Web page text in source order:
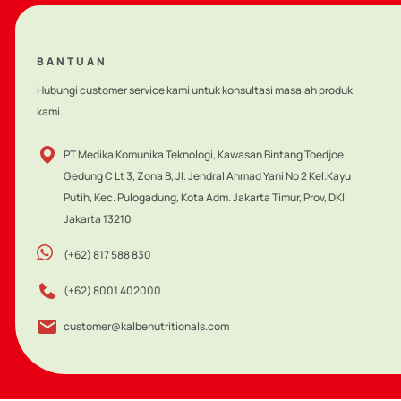
BANTUAN
Hubungi customer service kami untuk konsultasi masalah produk
kami.
PT Medika Komunika Teknologi, Kawasan Bintang Toedjoe
Gedung C Lt 3, Zona B, Jl. Jendral Ahmad Yani No 2 Kel.Kayu
Putih, Kec. Pulogadung, Kota Adm. Jakarta Timur, Prov, DKI
Jakarta 13210
(+62) 817 588 830
(+62) 8001 402000
customer@kalbenutritionals.com